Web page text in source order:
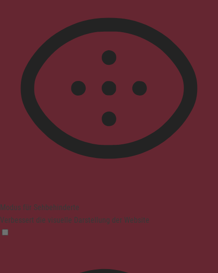
Modus für Sehbehinderte
Verbessert die visuelle Darstellung der Website